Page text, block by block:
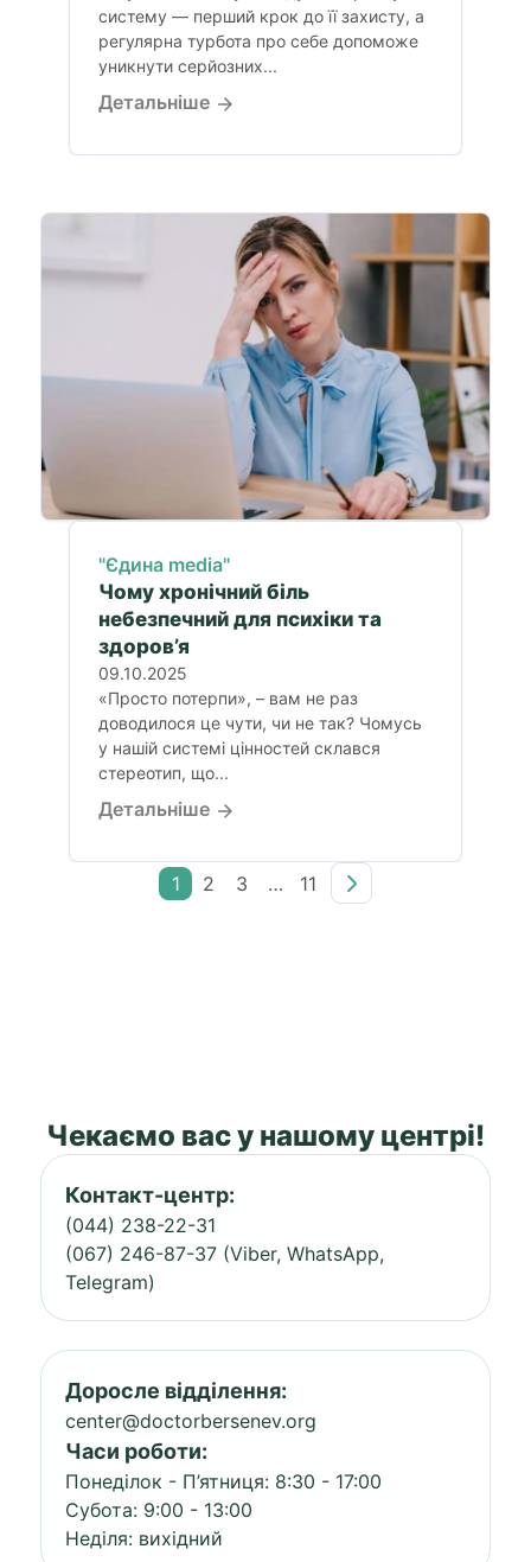
систему — перший крок до її захисту, а
регулярна турбота про себе допоможе
уникнути серйозних...
Детальніше
"Єдина media"
Чому хронічний біль
небезпечний для психіки та
здоров’я
09.10.2025
«Просто потерпи», – вам не раз
доводилося це чути, чи не так? Чомусь
у нашій системі цінностей склався
стереотип, що...
Детальніше
1 2 3 … 11
Чекаємо вас у нашому центрі!
Контакт-центр:
(044) 238-22-31
(067) 246-87-37 (Viber, WhatsApp,
Telegram)
Доросле відділення:
center@doctorbersenev.org
Часи роботи:
Понеділок - П’ятниця: 8:30 - 17:00
Субота: 9:00 - 13:00
Неділя: вихідний